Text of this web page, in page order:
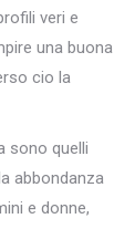
veri e
una buona
cio la
sono quelli
abbondanza
e donne,